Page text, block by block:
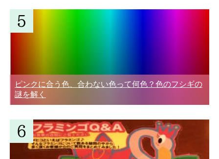
ピンクに合う色、合わない色って何色？色のフシギの
謎を解く